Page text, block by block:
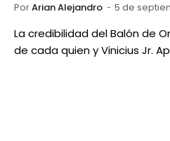
PorArian Alejandro 5 de
La credibilidad del Balón de
de cada quien y Vinicius Jr.